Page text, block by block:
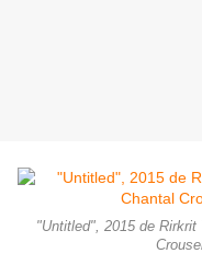
"Untitled", 2015 de